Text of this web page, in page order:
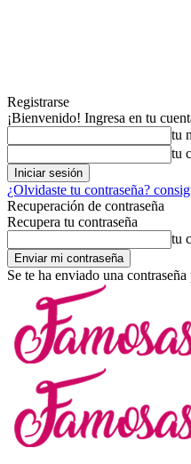
Registrarse
¡Bienvenido! Ingresa en tu
tu
tu
¿Olvidaste tu contraseña?
Recuperación de contraseña
Recupera tu contraseña
tu
Se te ha enviado una